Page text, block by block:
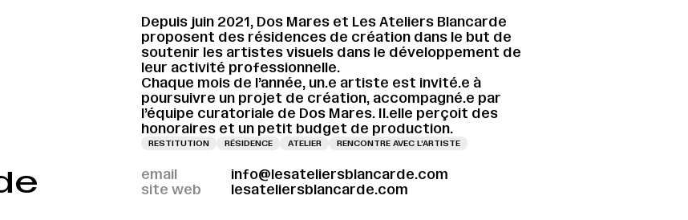
Depuis juin 2021, Dos Mares et Les Ateliers Blancarde
proposent des résidences de création dans le but de
soutenir les artistes visuels dans le développement de
leur activité professionnelle.
Chaque mois de l’année, un.e artiste est invité.e à
poursuivre un projet de création, accompagné.e par
l’équipe curatoriale de Dos Mares. Il.elle perçoit des
honoraires et un petit budget de production.
RESTITUTION RÉSIDENCE ATELIER RENCONTRE AVEC L’ARTISTE
email
info@lesateliersblancarde.com
site web
lesateliersblancarde.com